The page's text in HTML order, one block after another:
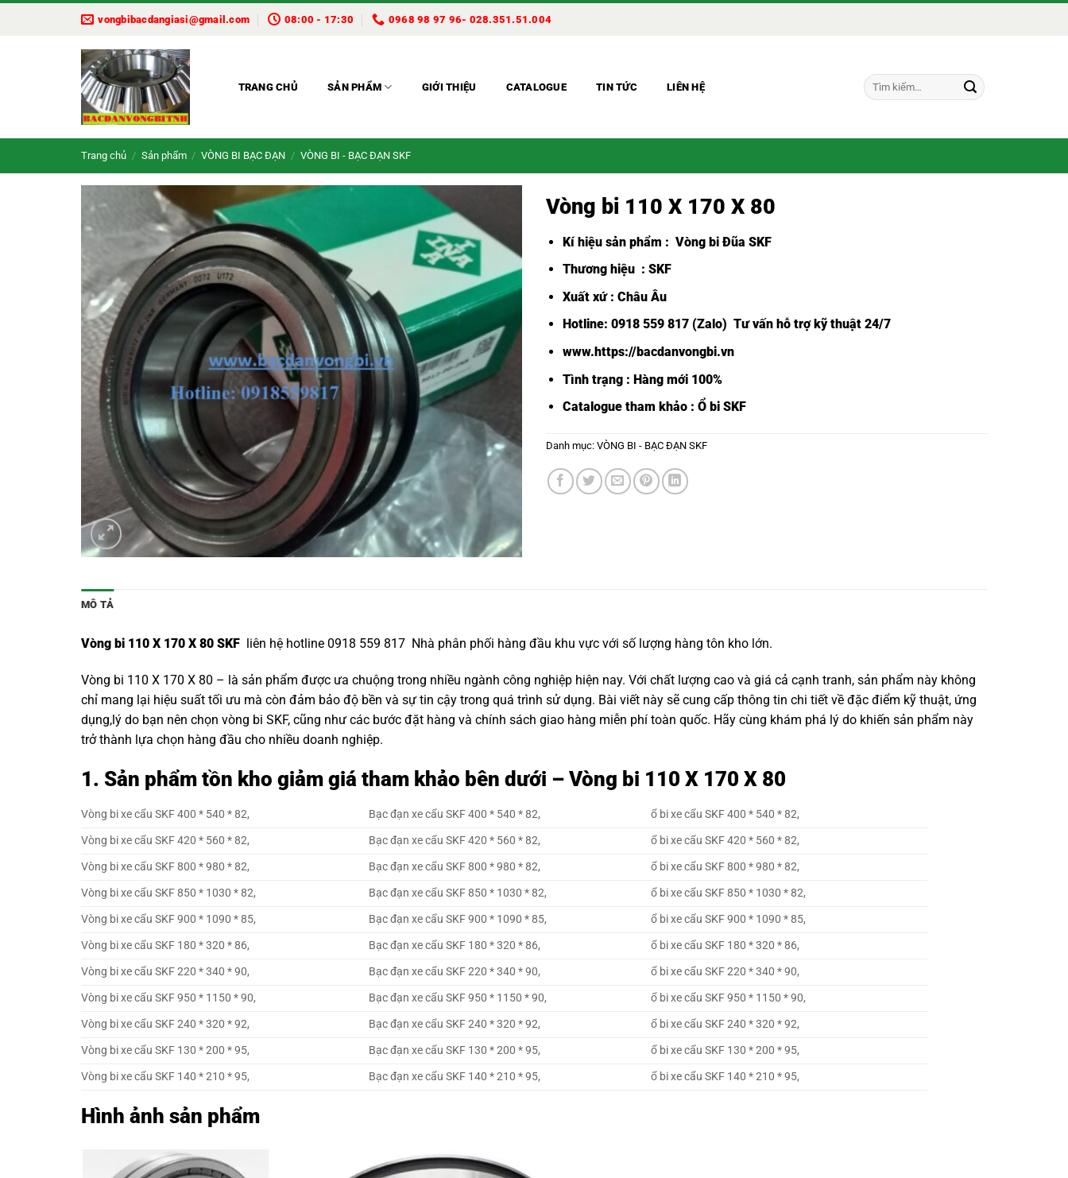
vongbibacdangiasi@gmail.com 08:00 - 17:30 0968 98 97 96- 028.351.51.004
TRANG CHỦ SẢN PHẨM GIỚI THIỆU CATALOGUE TIN TỨC LIÊN HỆ
Tìm
kiếm:
Trang chủ / Sản phẩm / VÒNG BI BẠC ĐẠN / VÒNG BI - BẠC ĐẠN SKF
Vòng bi 110 X 170 X 80
Kí hiệu sản phẩm : Vòng bi Đũa SKF
Thương hiệu : SKF
Xuất xứ : Châu Âu
Hotline: 0918 559 817 (Zalo) Tư vấn hỗ trợ kỹ thuật 24/7
www.https://bacdanvongbi.vn
Tình trạng : Hàng mới 100%
Catalogue tham khảo : Ổ bi SKF
Danh mục: VÒNG BI - BẠC ĐẠN SKF
MÔ TẢ
Vòng bi 110 X 170 X 80 SKF liên hệ hotline 0918 559 817 Nhà phân phối hàng đầu khu vực với số lượng hàng tôn kho lớn.
Vòng bi 110 X 170 X 80 – là sản phẩm được ưa chuộng trong nhiều ngành công nghiệp hiện nay. Với chất lượng cao và giá cả cạnh tranh, sản phẩm này không
chỉ mang lại hiệu suất tối ưu mà còn đảm bảo độ bền và sự tin cậy trong quá trình sử dụng. Bài viết này sẽ cung cấp thông tin chi tiết về đặc điểm kỹ thuật, ứng
dụng,lý do bạn nên chọn vòng bi SKF, cũng như các bước đặt hàng và chính sách giao hàng miễn phí toàn quốc. Hãy cùng khám phá lý do khiến sản phẩm này
trở thành lựa chọn hàng đầu cho nhiều doanh nghiệp.
1. Sản phẩm tồn kho giảm giá tham khảo bên dưới – Vòng bi 110 X 170 X 80
Vòng bi xe cẩu SKF 400 * 540 * 82, Bạc đạn xe cẩu SKF 400 * 540 * 82,
ổ bi xe cẩu SKF 400 * 540 * 82,
Vòng bi xe cẩu SKF 420 * 560 * 82,
Bạc đạn xe cẩu SKF 420 * 560 * 82,
ổ bi xe cẩu SKF 420 * 560 * 82,
Vòng bi xe cẩu SKF 800 * 980 * 82,
Bạc đạn xe cẩu SKF 800 * 980 * 82,
ổ bi xe cẩu SKF 800 * 980 * 82,
Vòng bi xe cẩu SKF 850 * 1030 * 82,
Bạc đạn xe cẩu SKF 850 * 1030 * 82,
ổ bi xe cẩu SKF 850 * 1030 * 82,
Vòng bi xe cẩu SKF 900 * 1090 * 85,
Bạc đạn xe cẩu SKF 900 * 1090 * 85,
ổ bi xe cẩu SKF 900 * 1090 * 85,
Vòng bi xe cẩu SKF 180 * 320 * 86,
Bạc đạn xe cẩu SKF 180 * 320 * 86,
ổ bi xe cẩu SKF 180 * 320 * 86,
Vòng bi xe cẩu SKF 220 * 340 * 90,
Bạc đạn xe cẩu SKF 220 * 340 * 90,
ổ bi xe cẩu SKF 220 * 340 * 90,
Vòng bi xe cẩu SKF 950 * 1150 * 90,
Bạc đạn xe cẩu SKF 950 * 1150 * 90,
ổ bi xe cẩu SKF 950 * 1150 * 90,
Vòng bi xe cẩu SKF 240 * 320 * 92,
Bạc đạn xe cẩu SKF 240 * 320 * 92,
ổ bi xe cẩu SKF 240 * 320 * 92,
Vòng bi xe cẩu SKF 130 * 200 * 95,
Bạc đạn xe cẩu SKF 130 * 200 * 95,
ổ bi xe cẩu SKF 130 * 200 * 95,
Vòng bi xe cẩu SKF 140 * 210 * 95,
Bạc đạn xe cẩu SKF 140 * 210 * 95, ổ bi xe cẩu SKF 140 * 210 * 95,
Hình ảnh sản phẩm